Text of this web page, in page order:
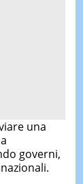
una
governi,